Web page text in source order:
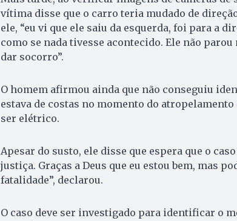
vítima disse que o carro teria mudado de
ele, “eu vi que ele saiu da esquerda, foi para a
como se nada tivesse acontecido. Ele não
dar socorro”.
O homem afirmou ainda que não conseguiu
estava de costas no momento do
ser elétrico.
Apesar do susto, ele disse que espera que o
justiça. Graças a Deus que eu estou bem, mas
fatalidade”, declarou.
O caso deve ser investigado para identificar o